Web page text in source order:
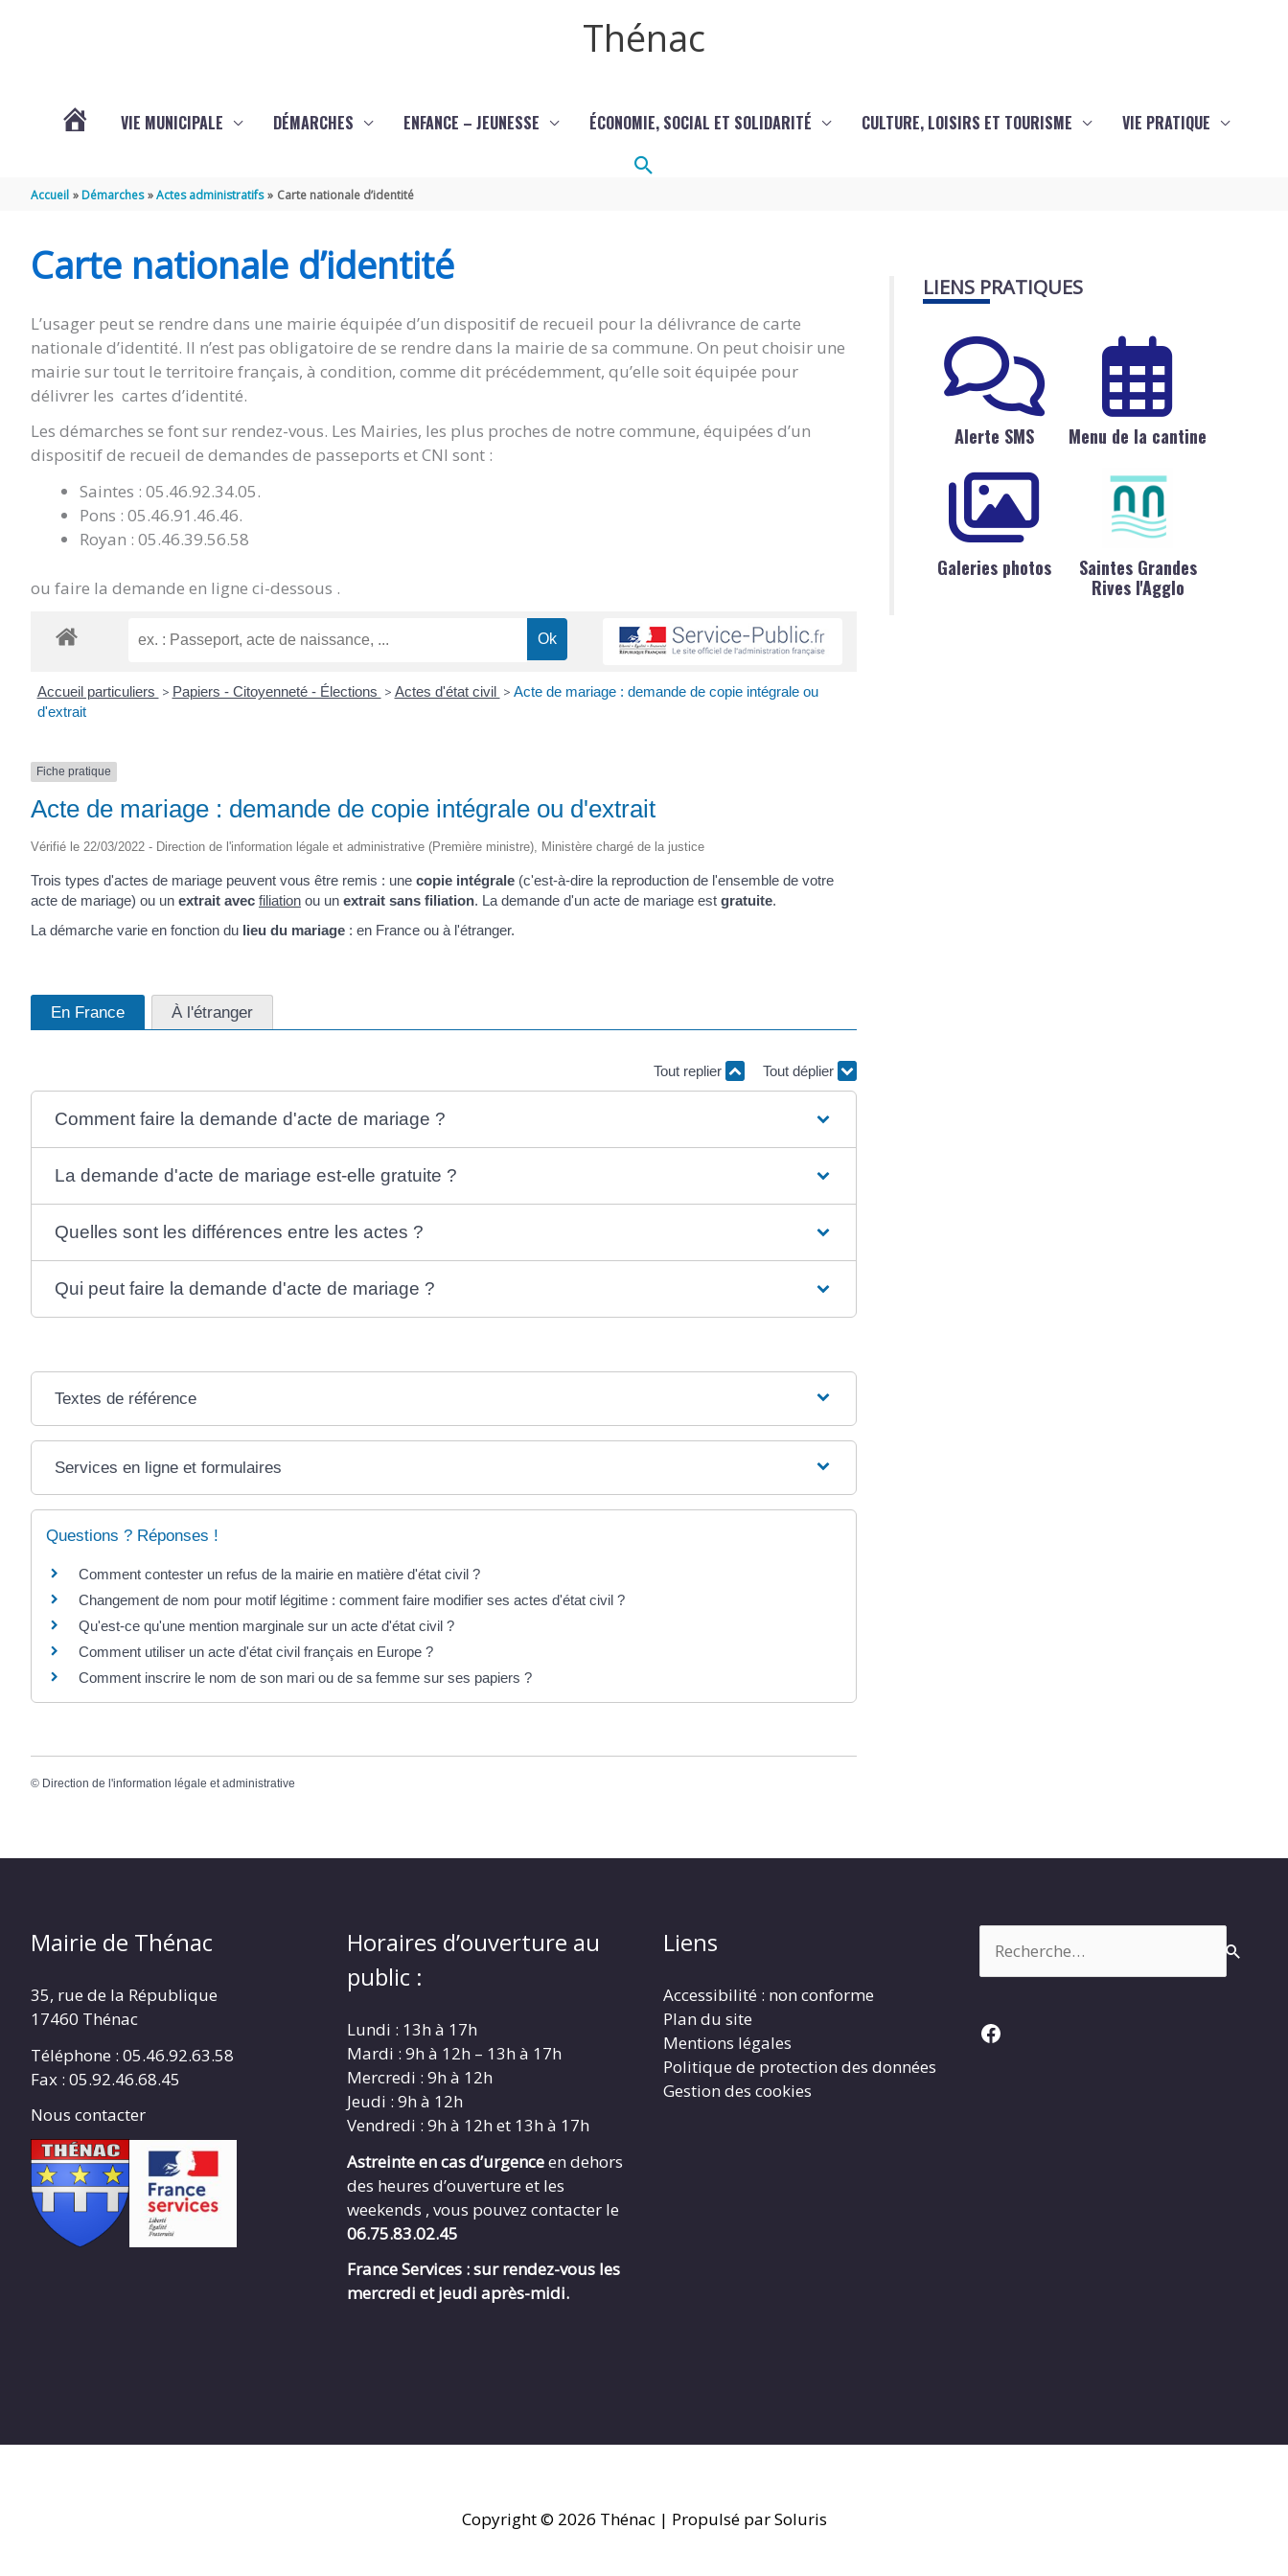
Thénac
THÉNAC
VIE MUNICIPALE DÉMARCHES ENFANCE – JEUNESSE ÉCONOMIE, SOCIAL ET SOLIDARITÉ CULTURE, LOISIRS ET TOURISME VIE PRATIQUE
Rechercher
Accueil Démarches Actes administratifs Carte nationale d’identité
Carte nationale d’identité
L’usager peut se rendre dans une mairie équipée d’un dispositif de recueil pour la délivrance de carte
nationale d’identité. Il n’est pas obligatoire de se rendre dans la mairie de sa commune. On peut choisir une
mairie sur tout le territoire français, à condition, comme dit précédemment, qu’elle soit équipée pour
délivrer les cartes d’identité.
Les démarches se font sur rendez-vous. Les Mairies, les plus proches de notre commune, équipées d’un
dispositif de recueil de demandes de passeports et CNI sont :
Saintes : 05.46.92.34.05.
Pons : 05.46.91.46.46.
Royan : 05.46.39.56.58
ou faire la demande en ligne ci-dessous .
Accueil particuliers > Papiers - Citoyenneté - Élections > Actes d'état civil > Acte de mariage : demande de copie intégrale ou
d'extrait
Fiche pratique
Acte de mariage : demande de copie intégrale ou d'extrait
Vérifié le 22/03/2022 - Direction de l'information légale et administrative (Première ministre), Ministère chargé de la justice
Trois types d'actes de mariage peuvent vous être remis : une copie intégrale (c'est-à-dire la reproduction de l'ensemble de votre
acte de mariage) ou un extrait avec filiation ou un extrait sans filiation. La demande d'un acte de mariage est gratuite.
La démarche varie en fonction du lieu du mariage : en France ou à l'étranger.
En France À l'étranger
Tout replier Tout déplier
Comment faire la demande d'acte de mariage ?
La demande d'acte de mariage est-elle gratuite ?
Quelles sont les différences entre les actes ?
Qui peut faire la demande d'acte de mariage ?
Textes de référence
Services en ligne et formulaires
Questions ? Réponses !
Comment contester un refus de la mairie en matière d'état civil ?
Changement de nom pour motif légitime : comment faire modifier ses actes d'état civil ?
Qu'est-ce qu'une mention marginale sur un acte d'état civil ?
Comment utiliser un acte d'état civil français en Europe ?
Comment inscrire le nom de son mari ou de sa femme sur ses papiers ?
© Direction de l'information légale et administrative
LIENS PRATIQUES
Alerte SMS Menu de la cantine
Galeries photos
Saintes Grandes
Rives l'Agglo
Mairie de Thénac
35, rue de la République
17460 Thénac
Téléphone : 05.46.92.63.58
Fax : 05.92.46.68.45
Nous contacter
Horaires d’ouverture au
public :
Lundi : 13h à 17h
Mardi : 9h à 12h – 13h à 17h
Mercredi : 9h à 12h
Jeudi : 9h à 12h
Vendredi : 9h à 12h et 13h à 17h
Astreinte en cas d’urgenceen dehors
des heures d’ouverture et les
weekends , vous pouvez contacter le
06.75.83.02.45
France Services : sur rendez-vous les
mercredi et jeudi après-midi.
Liens
Accessibilité : non conforme
Plan du site
Mentions légales
Politique de protection des données
Gestion des cookies
Facebook
Copyright © 2026 Thénac| Propulsé par Soluris